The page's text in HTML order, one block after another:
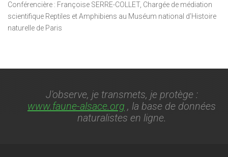
Conférencière : Françoise SERRE-COLLET, Chargée de médiation
scientifique Reptiles et Amphibiens au Muséum national d’Histoire
naturelle de Paris
J'observe, je transmets, je protège :
www.faune-alsace.org , la base de données
naturalistes en ligne.